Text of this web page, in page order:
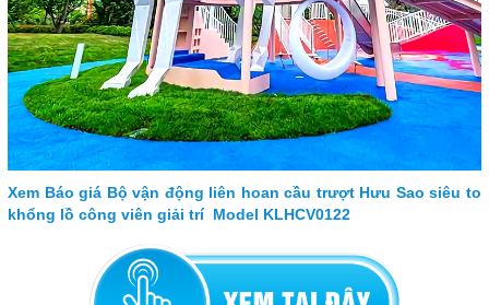
Xem Báo giá Bộ vận động liên hoan cầu trượt Hưu Sao siêu to
khổng lồ công viên giải trí Model KLHCV0122